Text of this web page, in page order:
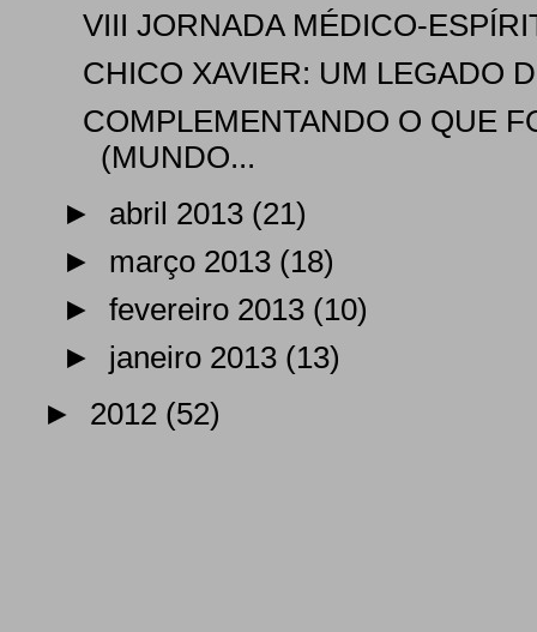
VIII JORNADA MÉDICO-
CHICO XAVIER: UM LEGADO
COMPLEMENTANDO O QUE
(MUNDO...
► abril 2013 (21)
► março 2013 (18)
►fevereiro 2013 (10)
► janeiro 2013 (13)
► 2012 (52)